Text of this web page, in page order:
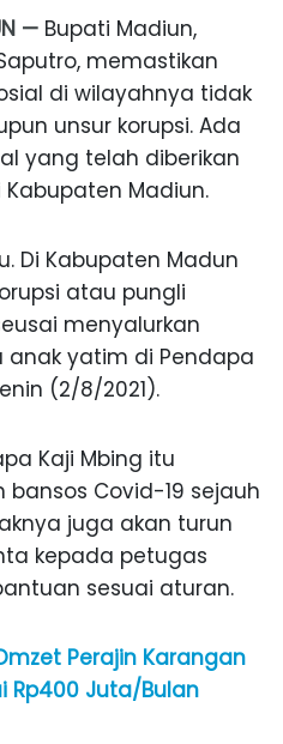
— Bupati Madiun,
memastikan
di wilayahnya tidak
unsur korupsi. Ada
yang telah diberikan
Madiun.
Di Kabupaten Madun
atau pungli
menyalurkan
yatim di Pendapa
(2/8/2021).
Kaji Mbing itu
Covid-19 sejauh
juga akan turun
kepada petugas
sesuai aturan.
Perajin Karangan
Rp400 Juta/Bulan